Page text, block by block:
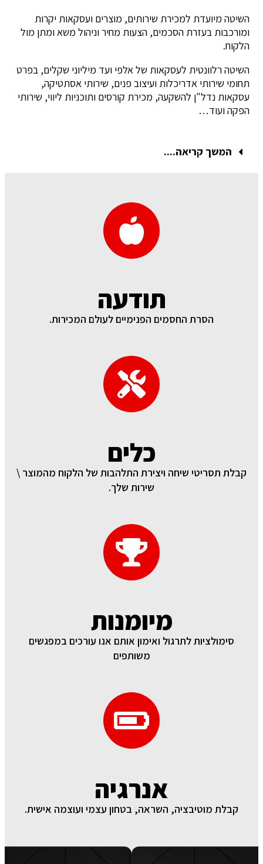
השיטה מיועדת למכירת שירותים, מוצרים ועסקאות יקרות
ומורכבות בעזרת הסכמים, הצעות מחיר וניהול משא ומתן מול
הלקוח.
השיטה רלוונטית לעסקאות של אלפי ועד מיליוני שקלים, בפרט
תחומי שירותי אדריכלות ועיצוב פנים, שירותי אסתטיקה,
עסקאות נדל"ן להשקעה, מכירת קורסים ותוכניות ליווי, שירותי
הפקה ועוד…
המשך קריאה....
תודעה
הסרת החסמים הפנימיים לעולם המכירות.
כלים
קבלת תסריטי שיחה ויצירת התלהבות של הלקוח מהמוצר \
שירות שלך.
מיומנות
סימולציות לתרגול ואימון אותם אנו עורכים במפגשים
משותפים
אנרגיה
קבלת מוטיבציה, השראה, בטחון עצמי ועוצמה אישית.